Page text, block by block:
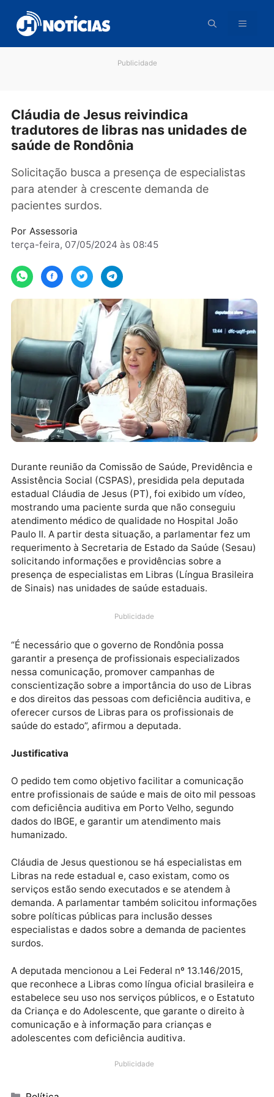
para
conteúdo
Cláudia de Jesus reivindica
tradutores de libras nas unidades de
Solicitação busca a presença de especialistas
para atender à crescente demanda de
pacientes surdos.
terça-feira, 07/05/2024 às 08:45
Durante reunião da Comissão de Saúde, Previdência
Assistência Social (CSPAS), presidida pela deputada
estadual Cláudia de Jesus (PT), foi exibido um vídeo,
mostrando uma paciente surda que não conseguiu
atendimento médico de qualidade no Hospital João
Paulo II. A partir desta situação, a parlamentar fez
presença de especialistas em Libras (Língua
de Sinais) nas unidades de saúde estaduais.
Publicidade
“É necessário que o governo de Rondônia possa
garantir a presença de profissionais especializados
nessa comunicação, promover campanhas de
conscientização sobre a importância do uso de
e dos direitos das pessoas com deficiência auditiva,
oferecer cursos de Libras para os profissionais de
saúde do estado”, afirmou a deputada.
Justificativa
O pedido tem como objetivo facilitar a comunicação
entre profissionais de saúde e mais de oito mil
com deficiência auditiva em Porto Velho, segundo
dados do IBGE, e garantir um atendimento mais
humanizado.
Libras na rede estadual e, caso existam, como os
serviços estão sendo executados e se atendem à
demanda. A parlamentar também solicitou
sobre políticas públicas para inclusão desses
especialistas e dados sobre a demanda de pacientes
que reconhece a Libras como língua oficial